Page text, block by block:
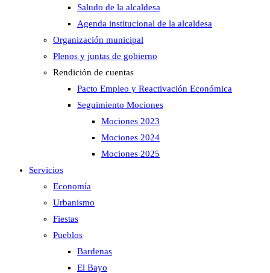
Saludo de la alcaldesa
Agenda institucional de la alcaldesa
Organización municipal
Plenos y juntas de gobierno
Rendición de cuentas
Pacto Empleo y Reactivación Económica
Seguimiento Mociones
Mociones 2023
Mociones 2024
Mociones 2025
Servicios
Economía
Urbanismo
Fiestas
Pueblos
Bardenas
El Bayo